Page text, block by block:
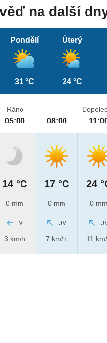
na další
Pondělí
31 °C
Úterý
24 °C
Ráno
05:00
14 °C
0 mm
V
3 km/h
08:00
17 °C
0 mm
JV
7 km/h
24
0 mm
11